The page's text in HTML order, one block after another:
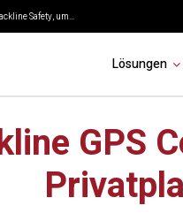
Safety, um...
Lösungen
GPS